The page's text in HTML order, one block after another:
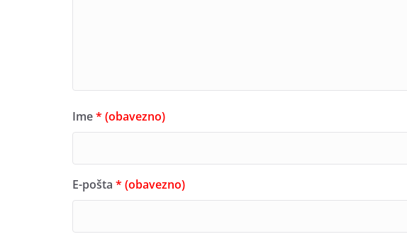
Ime* (obavezno)
E-pošta * (obavezno)